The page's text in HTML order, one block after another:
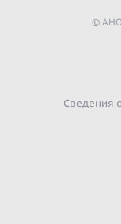
© АНО
Сведения